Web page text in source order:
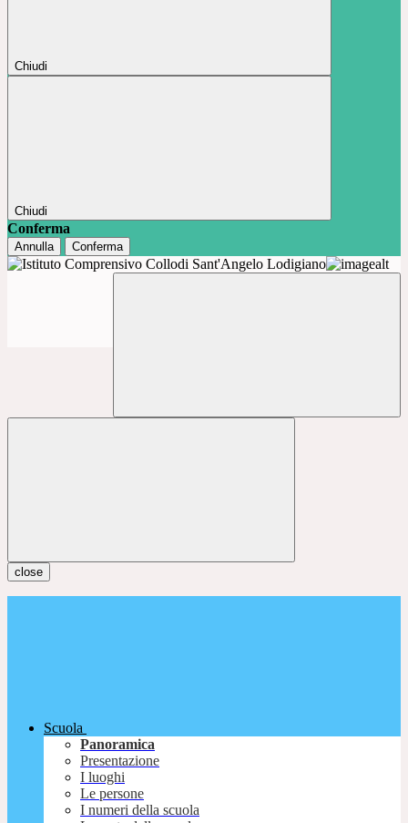
Chiudi
Chiudi
Conferma
Annulla Conferma
close
Scuola
Panoramica
Presentazione
I luoghi
Le persone
I numeri della scuola